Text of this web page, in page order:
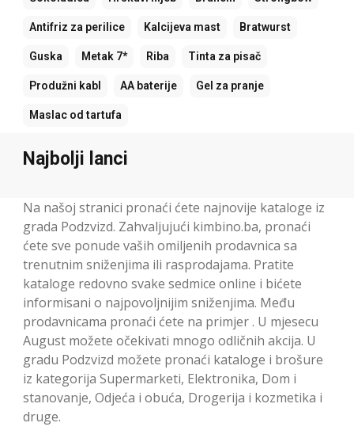
Antifriz za perilice Kalcijeva mast Bratwurst
Guska Metak 7* Riba Tinta za pisač
Produžni kabl AA baterije Gel za pranje
Maslac od tartufa
Najbolji lanci
Na našoj stranici pronaći ćete najnovije kataloge iz
grada Podzvizd. Zahvaljujući kimbino.ba, pronaći
ćete sve ponude vaših omiljenih prodavnica sa
trenutnim sniženjima ili rasprodajama. Pratite
kataloge redovno svake sedmice online i bićete
informisani o najpovoljnijim sniženjima. Među
prodavnicama pronaći ćete na primjer . U mjesecu
August možete očekivati mnogo odličnih akcija. U
gradu Podzvizd možete pronaći kataloge i brošure
iz kategorija Supermarketi, Elektronika, Dom i
stanovanje, Odjeća i obuća, Drogerija i kozmetika i
druge.